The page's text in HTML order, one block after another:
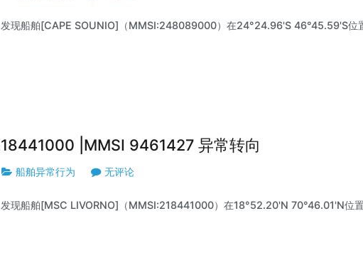
现船舶[CAPE SOUNIO]（MMSI:248089000）在24°24.96'S 46°45.59'S位
|MMSI 9461427 异常转向
船舶异常行为 无评论
现船舶[MSC LIVORNO]（MMSI:218441000）在18°52.20'N 70°46.01'N位